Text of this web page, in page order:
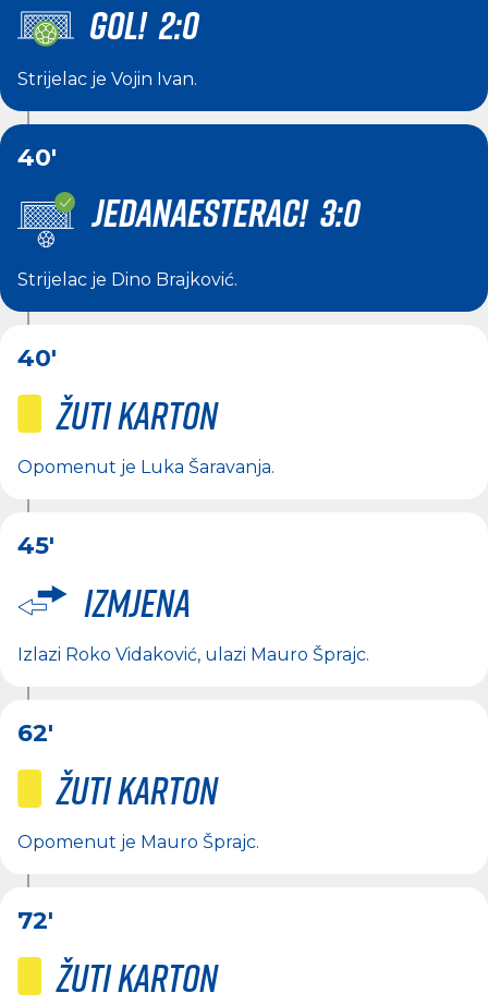
GOL! 2:0
Strijelac je Vojin Ivan.
40'
JEDANAESTERAC! 3:0
Strijelac je Dino Brajković.
40'
Žuti karton
Opomenut je Luka Šaravanja.
45'
Izmjena
Izlazi Roko Vidaković, ulazi Mauro Šprajc.
62'
Žuti karton
Opomenut je Mauro Šprajc.
72'
Žuti karton